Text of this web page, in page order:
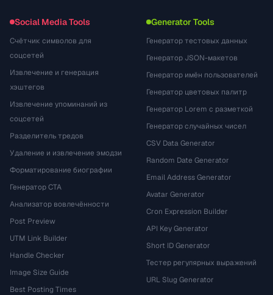
Social Media Tools
Счётчик символов для
соцсетей
Извлечение и генерация
хэштегов
Извлечение упоминаний из
соцсетей
Разделитель тредов
Удаление и извлечение эмодзи
Форматирование биографии
Генератор CTA
Анализатор вовлечённости
Post Preview
UTM Link Builder
Handle Checker
Image Size Guide
Best Posting Times
Generator Tools
Генератор тестовых данных
Генератор JSON-макетов
Генератор имён пользователей
Генератор цветовых палитр
Генератор Lorem с разметкой
Генератор случайных чисел
CSV Data Generator
Random Date Generator
Email Address Generator
Avatar Generator
Cron Expression Builder
API Key Generator
Short ID Generator
Тестер регулярных выражений
URL Slug Generator